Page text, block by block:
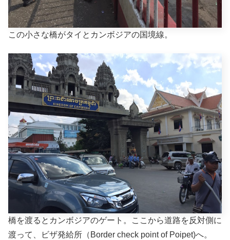
この小さな橋がタイとカンボジアの国境線。
橋を渡るとカンボジアのゲート。ここから道路を反対側に
渡って、ビザ発給所（Border check point of Poipet)へ。